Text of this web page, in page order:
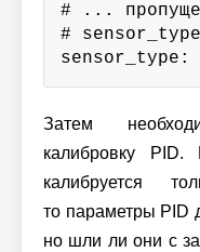
# ...
#
sensor_type:
Затем
калибровку PID.
калибруется
то параметры PID
но шли ли они с